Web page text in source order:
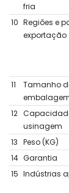
fria
10 Regiões e
exportação
11
Tamanho
12
usinagem
13 Peso (KG)
14 Garantia
15 Indústrias